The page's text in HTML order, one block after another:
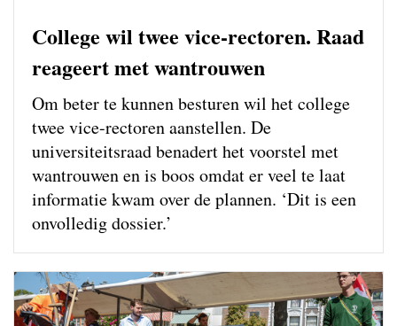
College wil twee vice-rectoren. Raad
reageert met wantrouwen
Om beter te kunnen besturen wil het college
twee vice-rectoren aanstellen. De
universiteitsraad benadert het voorstel met
wantrouwen en is boos omdat er veel te laat
informatie kwam over de plannen. ‘Dit is een
onvolledig dossier.’